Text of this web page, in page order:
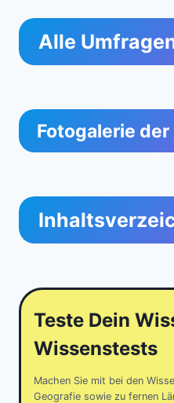
Alle
Fotogalerie
Teste Dein
Wissenstests
Machen Sie mit bei den
Geografie sowie zu fernen